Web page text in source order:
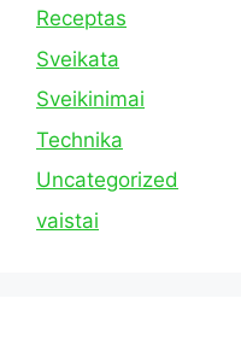
Receptas
Sveikata
Sveikinimai
Technika
Uncategorized
vaistai